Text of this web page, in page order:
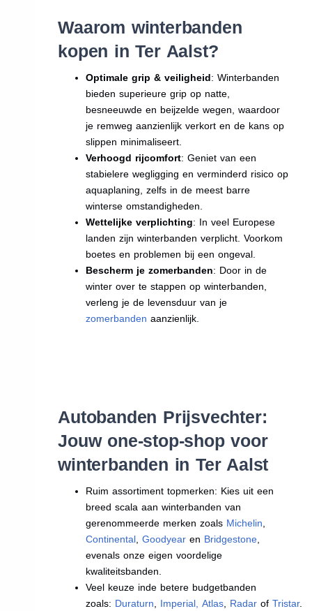
Waarom winterbanden
kopen in Ter Aalst?
Optimale grip & veiligheid: Winterbanden
bieden superieure grip op natte,
besneeuwde en beijzelde wegen, waardoor
je remweg aanzienlijk verkort en de kans op
slippen minimaliseert.
Verhoogd rijcomfort: Geniet van een
stabielere wegligging en verminderd risico op
aquaplaning, zelfs in de meest barre
winterse omstandigheden.
Wettelijke verplichting: In veel Europese
landen zijn winterbanden verplicht. Voorkom
boetes en problemen bij een ongeval.
Bescherm je zomerbanden: Door in de
winter over te stappen op winterbanden,
verleng je de levensduur van je
zomerbanden aanzienlijk.
Autobanden Prijsvechter:
Jouw one-stop-shop voor
winterbanden in Ter Aalst
Ruim assortiment topmerken: Kies uit een
breed scala aan winterbanden van
gerenommeerde merken zoals Michelin
Continental ,Goodyear en Bridgestone
evenals onze eigen voordelige
kwaliteitsbanden.
Veel keuze inde betere budgetbanden
zoals: Duraturn Imperial Atlas Radar ofTristar.